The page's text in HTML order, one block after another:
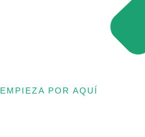
EMPIEZA POR AQUÍ